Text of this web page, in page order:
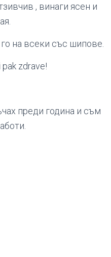
, винаги ясен и
на всеки със шипове.
zdrave!
преди година и съм